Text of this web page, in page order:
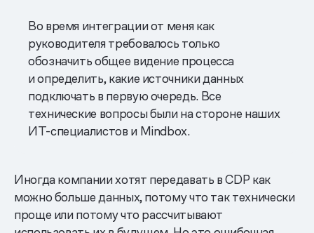
Во время интеграции от меня как
руководителя требовалось только
обозначить общее видение процесса
и определить, какие источники данных
подключать в первую очередь. Все
технические вопросы были на стороне наших
ИТ-специалистов и Mindbox.
Иногда компании хотят передавать в CDP как
можно больше данных, потому что так технически
проще или потому что рассчитывают